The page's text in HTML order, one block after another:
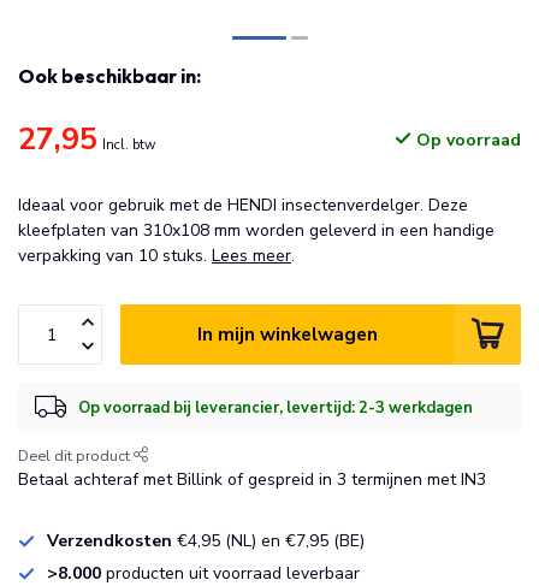
Ook beschikbaar in:
27,95 Incl. btw Op voorraad
Ideaal voor gebruik met de HENDI insectenverdelger. Deze
kleefplaten van 310x108 mm worden geleverd in een handige
verpakking van 10 stuks. Lees meer.
In mijn winkelwagen
Op voorraad bij leverancier, levertijd: 2-3 werkdagen
Deel dit product
Betaal achteraf met Billink of gespreid in 3 termijnen met IN3
Verzendkosten €4,95 (NL) en €7,95 (BE)
>8.000 producten uit voorraad leverbaar